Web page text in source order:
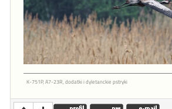
K-751P, A7-23R, dodatki i dyletanckie pstryki